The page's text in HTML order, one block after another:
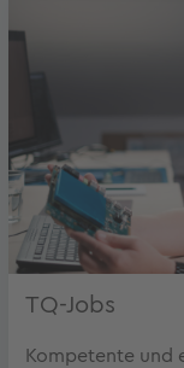
TQ-Jobs
Kompetente und